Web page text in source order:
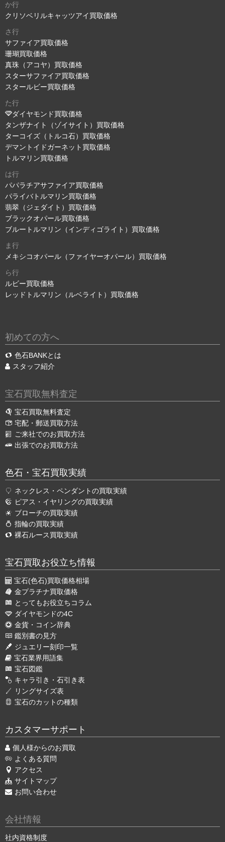
か行
クリソベリルキャッツアイ買取価格
さ行
サファイア買取価格
珊瑚買取価格
真珠（アコヤ）買取価格
スターサファイア買取価格
スタールビー買取価格
た行
ダイヤモンド買取価格
タンザナイト（ゾイサイト）買取価格
ターコイズ（トルコ石）買取価格
デマントイドガーネット買取価格
トルマリン買取価格
は行
パパラチアサファイア買取価格
パライバトルマリン買取価格
翡翠（ジェダイト）買取価格
ブラックオパール買取価格
ブルートルマリン（インディゴライト）買取価格
ま行
メキシコオパール（ファイヤーオパール）買取価格
ら行
ルビー買取価格
レッドトルマリン（ルベライト）買取価格
初めての方へ
色石BANKとは
スタッフ紹介
宝石買取無料査定
宝石買取無料査定
宅配・郵送買取方法
ご来社でのお買取方法
出張でのお買取方法
色石・宝石買取実績
ネックレス・ペンダントの買取実績
ピアス・イヤリングの買取実績
ブローチの買取実績
指輪の買取実績
裸石ルース買取実績
宝石買取お役立ち情報
宝石(色石)買取価格相場
金プラチナ買取価格
とってもお役立ちコラム
ダイヤモンドの4C
金貨・コイン辞典
鑑別書の見方
ジュエリー刻印一覧
宝石業界用語集
宝石図鑑
キャラ引き・石引き表
リングサイズ表
宝石のカットの種類
カスタマーサポート
個人様からのお買取
よくある質問
アクセス
サイトマップ
お問い合わせ
会社情報
社内資格制度